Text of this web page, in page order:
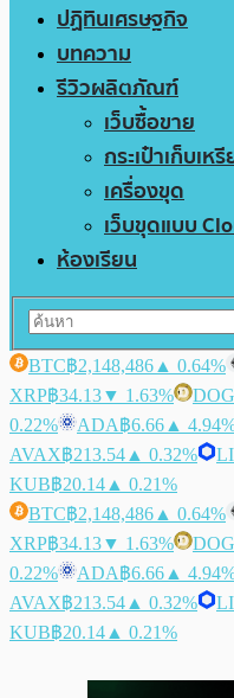
ปฏิทินเศรษฐกิจ
บทความ
รีวิวผลิตภัณฑ์
เว็บซื้อขาย
กระเป๋าเก็บเห
เครื่องขุด
เว็บขุดแบบ
ห้องเรียน
BTC฿2,148,486 ▲ 0.64%
XRP฿34.13▼ 1.63%
0.22%
ADA฿6.66 ▲
AVAX฿213.54 ▲ 0.32%
KUB฿20.14 ▲ 0.21%
BTC฿2,148,486 ▲ 0.64%
XRP฿34.13▼ 1.63%
0.22%
ADA฿6.66 ▲
AVAX฿213.54 ▲ 0.32%
KUB฿20.14 ▲ 0.21%